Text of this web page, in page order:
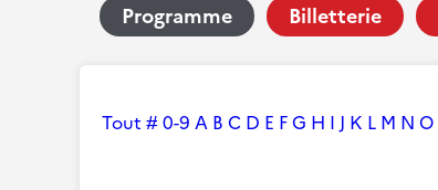
Programme Billetterie
Tout # 0-9 A B C D E FG H I J K L M N O